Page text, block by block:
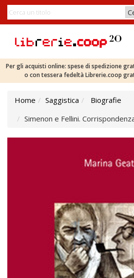
Per gli acquisti online: spese di spedizione
o con tessera fedeltà Librerie.coop
Home Saggistica
Biografie
Simenon e Fellini.